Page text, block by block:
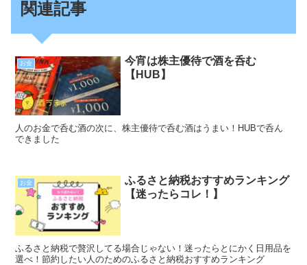
関連記事
お金
今宵は株主優待で酒を呑む
【HUB】
人のお金で呑む酒の次に、株主優待で呑む酒はうまい！HUBで呑ん
できました
お金
ふるさと納税おすすめランキング
【迷ったらコレ！】
ふるさと納税で贅沢してる場合じゃない！迷ったらとにかく日用品を
選べ！節約したい人のためのふるさと納税おすすめランキング